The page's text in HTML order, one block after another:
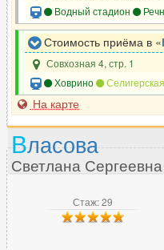
Водный стадион
Стоимость приёма в «
Совхозная 4, стр. 1
Ховрино
Селигерская
На карте
Стаж: 29
Власова
Светлана Сергеевна